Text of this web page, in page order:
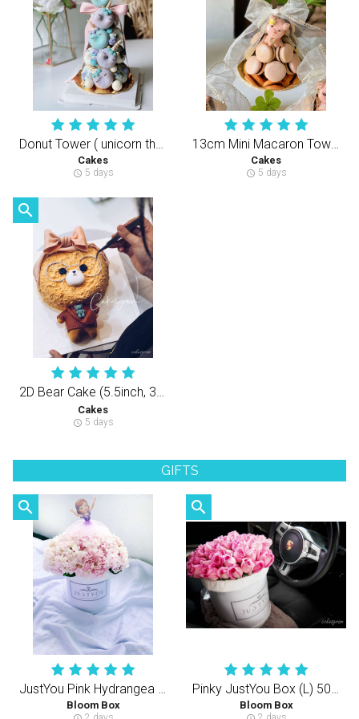
Donut Tower ( unicorn theme )
Cakes
schedule 5 days
13cm Mini Macaron Tower ( Pig Theme )
Cakes
schedule 5 days
search
2D Bear Cake (5.5inch, 3Layers Cake）立体躺躺熊熊 （半翻糖天然健康动物性奶油蛋糕）
Cakes
schedule 5 days
GIFTS
search
JustYou Pink Hydrangea (S)
Bloom Box
search
Pinky JustYou Box (L) 50-60PCS Rose
Bloom Box